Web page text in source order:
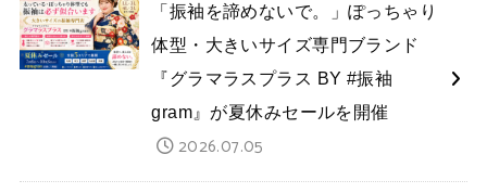
「振袖を諦めないで。」ぽっちゃり
体型・大きいサイズ専門ブランド
『グラマラスプラス BY #振袖
gram』が夏休みセールを開催
2026.07.05